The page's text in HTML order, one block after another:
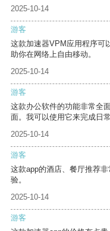
2025-10-14
游客
这款加速器VPM应用程序可
助你在网络上自由移动。
2025-10-14
游客
这款办公软件的功能非常全
面。我可以使用它来完成日
2025-10-14
游客
这款app的酒店、餐厅推荐
验。
2025-10-14
游客